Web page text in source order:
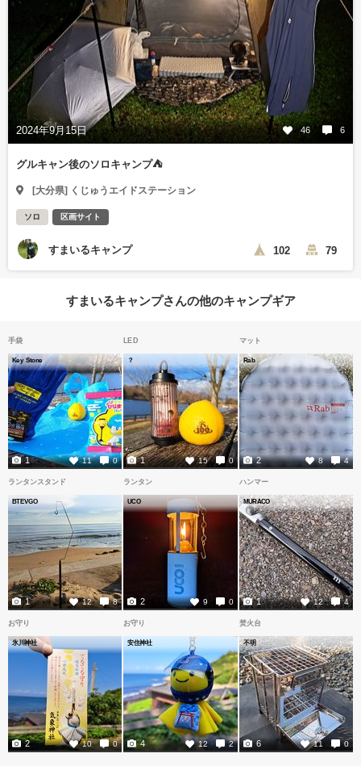
2024年9月15日 46 6
グルキャン後のソロキャンプ⛺
[大分県] くじゅうエイドステーション
ソロ 区画サイト
すまいるキャンプ 102 79
すまいるキャンプさんの他のキャンプギア
手袋
Key Stone
11 0
1
LED
？
15 0
1
マット
Rab
8 4
2
ランタンスタンド
BTEVGO
12 8
1
ランタン
UCO
9 0
2
ハンマー
MURACO
12 4
1
お守り
氷川神社
10 0
2
お守り
安住神社
12 2
4
焚火台
不明
11 0
6